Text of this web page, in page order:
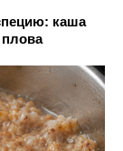
каша
плова